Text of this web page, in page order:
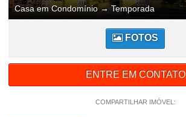
Casa em Condomínio→ Temporada
FOTOS
ENTRE EM CONTATO
COMPARTILHAR IMÓVEL: